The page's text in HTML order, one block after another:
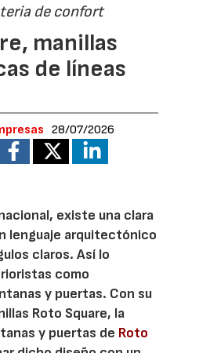
de confort
manillas
de líneas
28/07/2026
existe una clara
lenguaje arquitectónico
claros. Así lo
como
y puertas. Con su
Roto Square, la
y puertas de Roto